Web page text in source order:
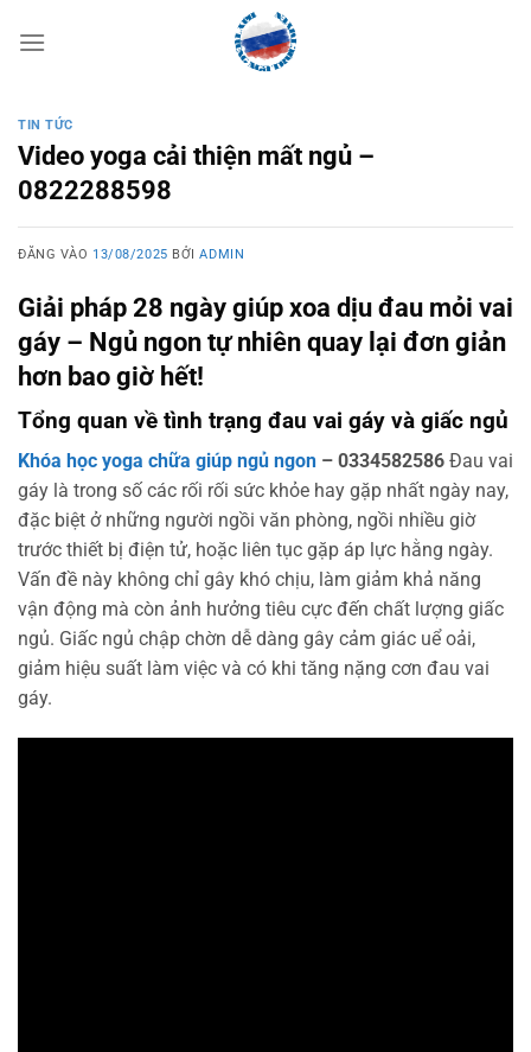
qua
TIN TỨC
Video yoga cải thiện mất ngủ –
0822288598
ĐĂNG VÀO 13/08/2025 BỞIADMIN
Giải pháp 28 ngày giúp xoa dịu đau mỏi vai
gáy – Ngủ ngon tự nhiên quay lại đơn giản
hơn bao giờ hết!
Tổng quan về tình trạng đau vai gáy và giấc ngủ
Khóa học yoga chữa giúp ngủ ngon – 0334582586 Đau vai
gáy là trong số các rối rối sức khỏe hay gặp nhất ngày nay,
đặc biệt ở những người ngồi văn phòng, ngồi nhiều giờ
trước thiết bị điện tử, hoặc liên tục gặp áp lực hằng ngày.
Vấn đề này không chỉ gây khó chịu, làm giảm khả năng
vận động mà còn ảnh hưởng tiêu cực đến chất lượng giấc
ngủ. Giấc ngủ chập chờn dễ dàng gây cảm giác uể oải,
giảm hiệu suất làm việc và có khi tăng nặng cơn đau vai
gáy.